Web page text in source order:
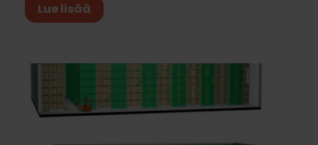
Lue lisää